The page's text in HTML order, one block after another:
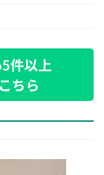
件以上
ちら